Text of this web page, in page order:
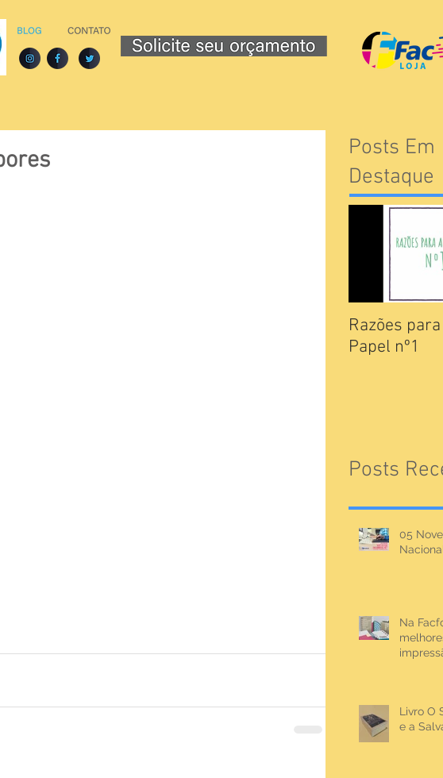
Posts Em
Destaque
Razões
Papel nº1
Posts
05
Na
Livro O
e a